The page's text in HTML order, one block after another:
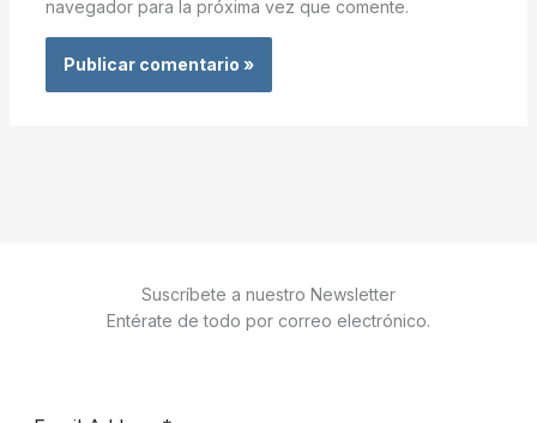
navegador para la próxima vez que comente.
Suscríbete a nuestro Newsletter
Entérate de todo por correo electrónico.